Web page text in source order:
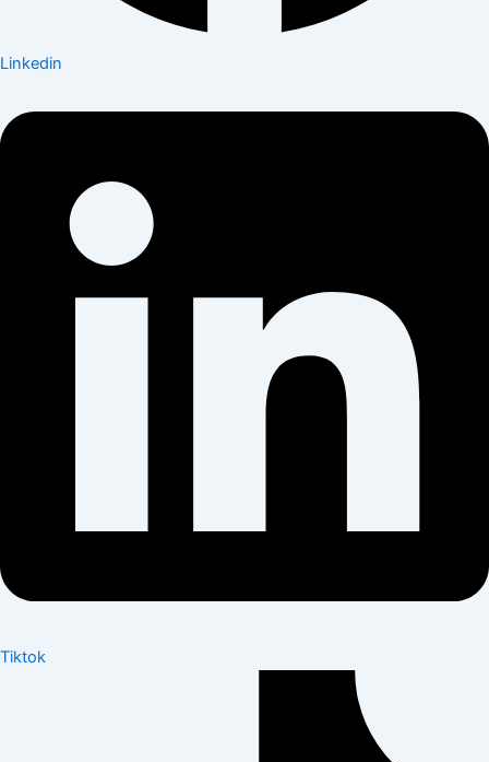
Linkedin
Tiktok